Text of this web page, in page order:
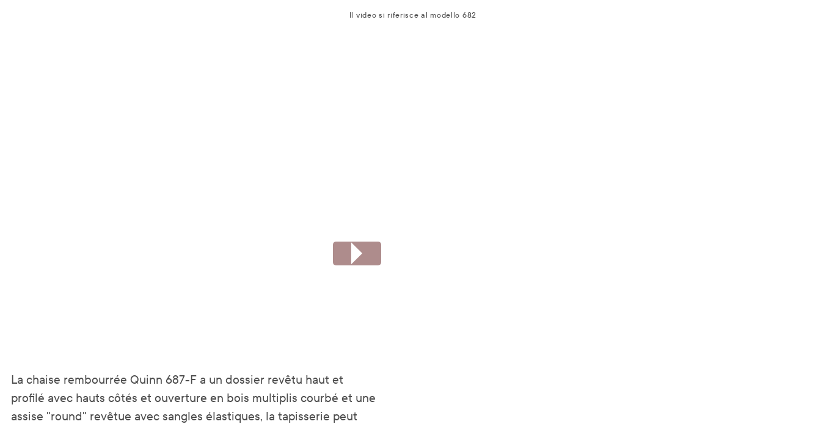
Il video si riferisce al modello 682
La chaise rembourrée Quinn 687-F a un dossier revêtu haut et
profilé avec hauts côtés et ouverture en bois multiplis courbé et une
assise "round" revêtue avec sangles élastiques, la tapisserie peut